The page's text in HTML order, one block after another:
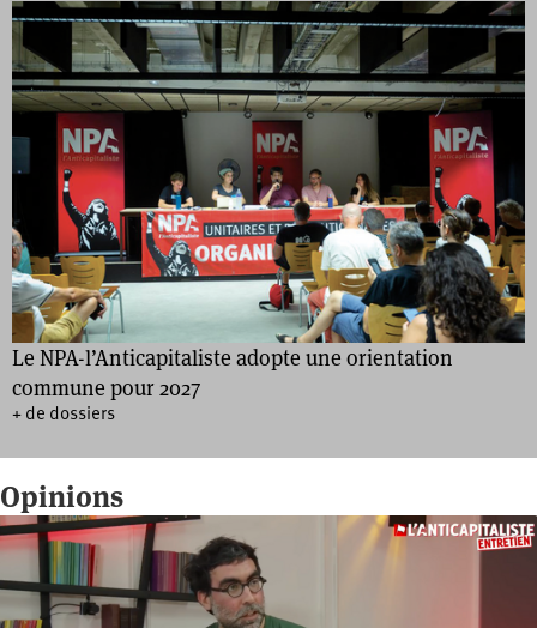
Le NPA-l’Anticapitaliste adopte une orientation
commune pour 2027
+ de dossiers
Opinions